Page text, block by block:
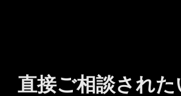
直接ご相談され